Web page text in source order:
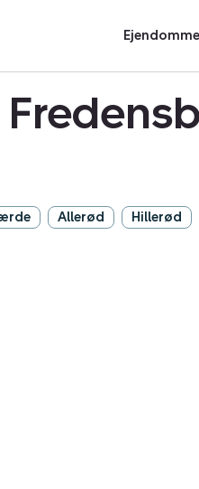
Allerød Hillerød